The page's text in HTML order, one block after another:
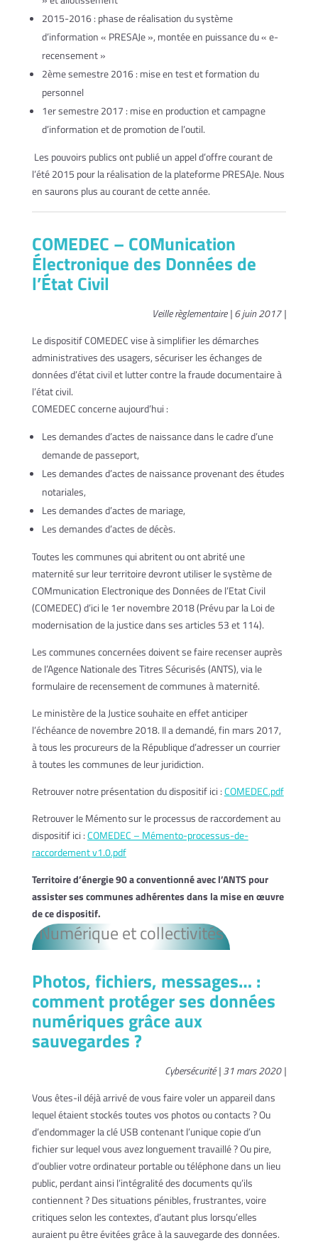
2015-2016 : phase de réalisation du système
d’information « PRESAJe », montée en puissance du « e-
recensement »
2ème semestre 2016 : mise en test et formation du
personnel
1er semestre 2017 : mise en production et campagne
d’information et de promotion de l’outil.
Les pouvoirs publics ont publié un appel d’offre courant de
l’été 2015 pour la réalisation de la plateforme PRESAJe. Nous
en saurons plus au courant de cette année.
COMEDEC – COMunication
Électronique des Données de
l’État Civil
Veille règlementaire | 6 juin 2017 |
Le dispositif COMEDEC vise à simplifier les démarches
administratives des usagers, sécuriser les échanges de
données d’état civil et lutter contre la fraude documentaire à
l’état civil.
COMEDEC concerne aujourd’hui :
Les demandes d’actes de naissance dans le cadre d’une
demande de passeport,
Les demandes d’actes de naissance provenant des études
notariales,
Les demandes d’actes de mariage,
Les demandes d’actes de décès.
Toutes les communes qui abritent ou ont abrité une
maternité sur leur territoire devront utiliser le système de
COMmunication Electronique des Données de l’Etat Civil
(COMEDEC) d’ici le 1er novembre 2018 (Prévu par la Loi de
modernisation de la justice dans ses articles 53 et 114).
Les communes concernées doivent se faire recenser auprès
de l’Agence Nationale des Titres Sécurisés (ANTS), via le
formulaire de recensement de communes à maternité.
Le ministère de la Justice souhaite en effet anticiper
l’échéance de novembre 2018. Il a demandé, fin mars 2017,
à tous les procureurs de la République d’adresser un courrier
à toutes les communes de leur juridiction.
Retrouver notre présentation du dispositif ici :COMEDEC.pdf
Retrouver le Mémento sur le processus de raccordement au
dispositif ici :COMEDEC – Mémento-processus-de-
raccordement v1.0.pdf
Territoire d’énergie 90 a conventionné avec l’ANTS pour
assister ses communes adhérentes dans la mise en œuvre
de ce dispositif.
Numérique et collectivités
Photos, fichiers, messages… :
comment protéger ses données
numériques grâce aux
sauvegardes ?
Cybersécurité | 31 mars 2020 |
Vous êtes-il déjà arrivé de vous faire voler un appareil dans
lequel étaient stockés toutes vos photos ou contacts ? Ou
d’endommager la clé USB contenant l’unique copie d’un
fichier sur lequel vous avez longuement travaillé ? Ou pire,
d’oublier votre ordinateur portable ou téléphone dans un lieu
public, perdant ainsi l’intégralité des documents qu’ils
contiennent ? Des situations pénibles, frustrantes, voire
critiques selon les contextes, d’autant plus lorsqu’elles
auraient pu être évitées grâce à la sauvegarde des données.